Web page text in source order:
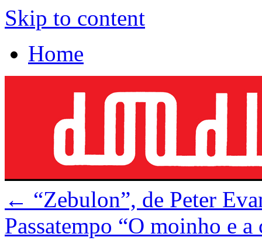
Skip to content
Home
← “Zebulon”, de Peter
Passatempo “O moinho e